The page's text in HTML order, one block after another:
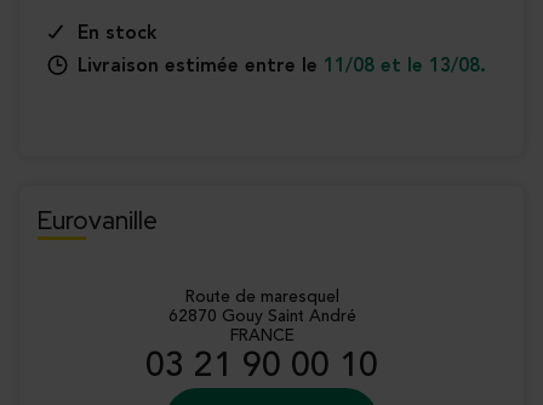
• Haute stabilité en cuisson et en froid – idéal pour
glaces, crèmes, ganaches
• Format professionnel de 1kg – dosage précis,
En stock
Livraison estimée entre le 11/08 et le 13/08.
Eurovanille
Route de maresquel
62870 Gouy Saint André
FRANCE
03 21 90 00 10